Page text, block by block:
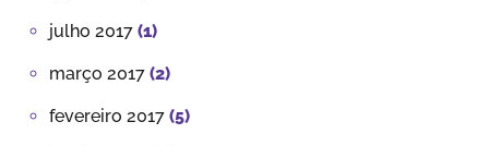
julho 2017 (1)
março 2017 (2)
fevereiro 2017 (5)